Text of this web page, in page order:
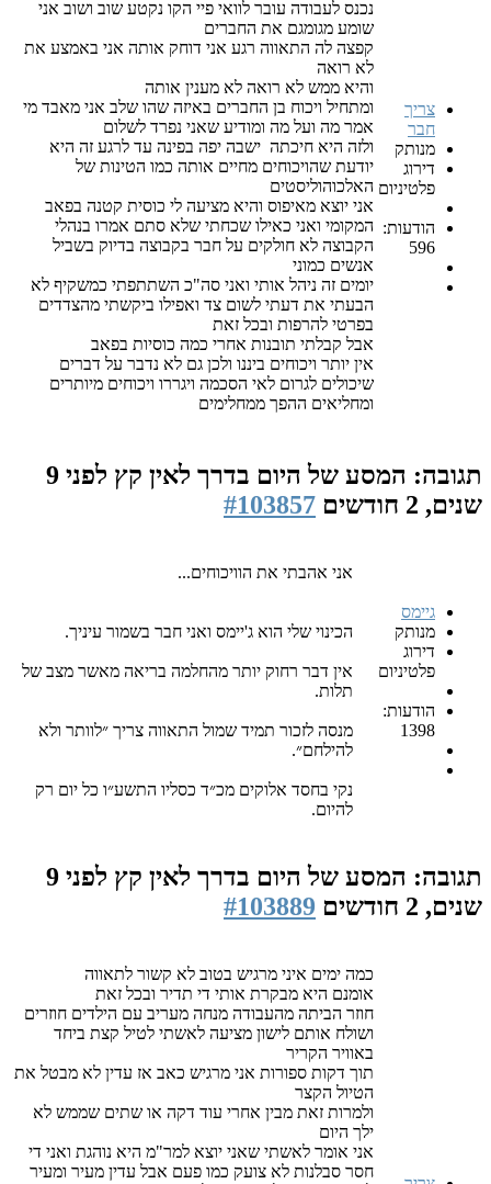
צריך
חבר
מנותק
דירוג
פלטיניום
הודעות:
596
נכנס לעבודה עובר לוואי פיי הקו נקטע שוב ושוב אני
שומע מגומגם את החברים
קפצה לה התאווה רגע אני דוחק אותה אני באמצע את
לא רואה
והיא ממש לא רואה לא מענין אותה
ומתחיל ויכוח בן החברים באיזה שהו שלב אני מאבד מי
אמר מה ועל מה ומודיע שאני נפרד לשלום
ולזה היא חיכתה ישבה יפה בפינה עד לרגע זה היא
יודעת שהויכוחים מחיים אותה כמו הטינות של
האלכוהוליסטים
אני יוצא מאיפוס והיא מציעה לי כוסית קטנה בפאב
המקומי ואני כאילו שכחתי שלא סתם אמרו בנהלי
הקבוצה לא חולקים על חבר בקבוצה בדיוק בשביל
אנשים כמוני
יומים זה ניהל אותי ואני סה"כ השתתפתי כמשקיף לא
הבעתי את דעתי לשום צד ואפילו ביקשתי מהצדדים
בפרטי להרפות ובכל זאת
אבל קבלתי תובנות אחרי כמה כוסיות בפאב
אין יותר ויכוחים ביננו ולכן גם לא נדבר על דברים
שיכולים לגרום לאי הסכמה ויגררו ויכוחים מיותרים
ומחליאים ההפך ממחלימים
תגובה: המסע של היום בדרך לאין קץ
לפני 9
שנים, 2 חודשים
#103857
גיימס
מנותק
דירוג
פלטיניום
הודעות:
1398
אני אהבתי את הוויכוחים...
הכינוי שלי הוא ג'יימס ואני חבר בשמור עיניך.
אין דבר רחוק יותר מהחלמה בריאה מאשר מצב של
תלות.
מנסה לזכור תמיד שמול התאווה צריך ״לוותר ולא
להילחם״.
נקי בחסד אלוקים מכ״ד כסליו התשע״ו כל יום רק
להיום.
תגובה: המסע של היום בדרך לאין קץ
לפני 9
שנים, 2 חודשים
#103889
כמה ימים איני מרגיש בטוב לא קשור לתאווה
אומנם היא מבקרת אותי די תדיר ובכל זאת
חוזר הביתה מהעבודה מנחה מעריב עם הילדים חוזרים
ושולח אותם לישון מציעה לאשתי לטיל קצת ביחד
באוויר הקריר
תוך דקות ספורות אני מרגיש כאב אז עדין לא מבטל את
הטיול הקצר
ולמרות זאת מבין אחרי עוד דקה או שתים שממש לא
ילך היום
אני אומר לאשתי שאני יוצא למר"מ היא נוהגת ואני די
חסר סבלנות לא צועק כמו פעם אבל עדין מעיר ומעיר